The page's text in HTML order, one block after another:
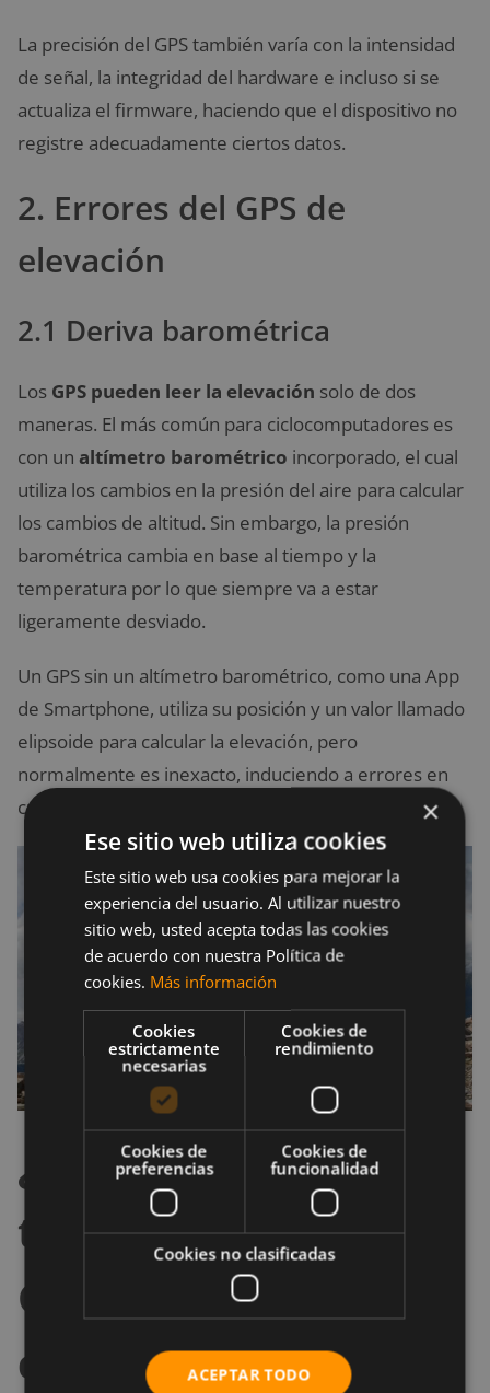
La precisión del GPS también varía con la intensidad
de señal, la integridad del hardware e incluso si se
actualiza el firmware, haciendo que el dispositivo no
registre adecuadamente ciertos datos.
2. Errores del GPS de
elevación
2.1 Deriva barométrica
Los GPS pueden leer la elevación solo de dos
maneras. El más común para ciclocomputadores es
con un altímetro barométrico incorporado, el cual
utiliza los cambios en la presión del aire para calcular
los cambios de altitud. Sin embargo, la presión
barométrica cambia en base al tiempo y la
temperatura por lo que siempre va a estar
ligeramente desviado.
Un GPS sin un altímetro barométrico, como una App
de Smartphone, utiliza su posición y un valor llamado
elipsoide para calcular la elevación, pero
normalmente es inexacto, induciendo a errores en
cuanto a desnivel ganado en una ruta con tu bici.
¿Qué influencia
tienen los errores del
GPS para entrenar
ciclismo?
×
Ese sitio web utiliza cookies
Este sitio web usa cookies para mejorar la
experiencia del usuario. Al utilizar nuestro
sitio web, usted acepta todas las cookies
de acuerdo con nuestra Política de
cookies. Más información
Cookies
estrictamente
necesarias
Cookies de
rendimiento
Cookies de
preferencias
Cookies de
funcionalidad
Cookies no clasificadas
ACEPTAR TODO